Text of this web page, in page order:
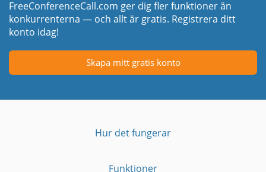
FreeConferenceCall.com ger dig fler funktioner än
konkurrenterna — och allt är gratis. Registrera ditt
konto idag!
Skapa mitt gratis konto
Hur det fungerar
Funktioner